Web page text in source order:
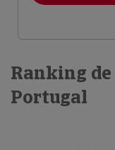
Ranking
Portugal